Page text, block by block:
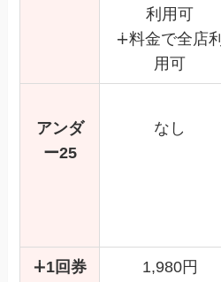
利用可
∔料金で全店利
用可
アンダ
ー25
なし
∔1回券 1,980円